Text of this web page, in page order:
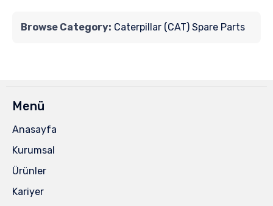
Browse Category: Caterpillar (CAT) Spare Parts
Menü
Anasayfa
Kurumsal
Ürünler
Kariyer